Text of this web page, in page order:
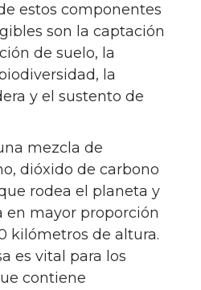
estos componentes
son la captación
de suelo, la
la
y el sustento de
mezcla de
dióxido de carbono
rodea el planeta y
en mayor proporción
kilómetros de altura.
es vital para los
contiene